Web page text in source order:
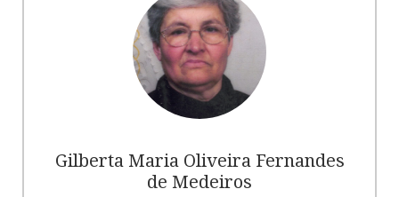
Gilberta Maria Oliveira Fernandes
de Medeiros